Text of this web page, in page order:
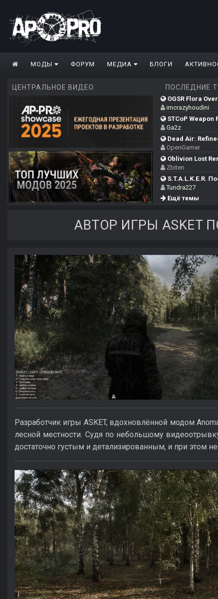
МОДЫ ФОРУМ МЕДИА БЛОГИ
ЦЕНТРАЛЬНОЕ ВИДЕО ПОСЛЕДНИЕ
OGSR Flora
imcrazyhoudini
STCoP Weapon
Ga2z
Dead Air:
OpenGamer
Oblivion Lost
Zbiten
S.T.A.L.K.E.R.
Tundra227
Ещё темы
АВТОР ИГРЫ ASKET
Разработчик игры ASKET, вдохновлённой модом
лесной местности. Судя по небольшому
достаточно густым и детализированным, и при этом